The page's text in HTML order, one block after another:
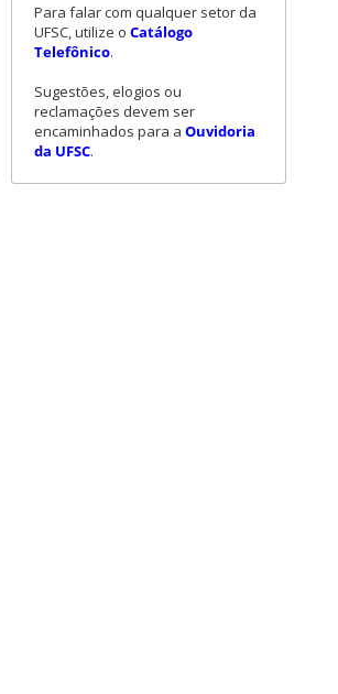
Para falar com qualquer setor da
UFSC, utilize o Catálogo
Telefônico.
Sugestões, elogios ou
reclamações devem ser
encaminhados para a Ouvidoria
da UFSC.